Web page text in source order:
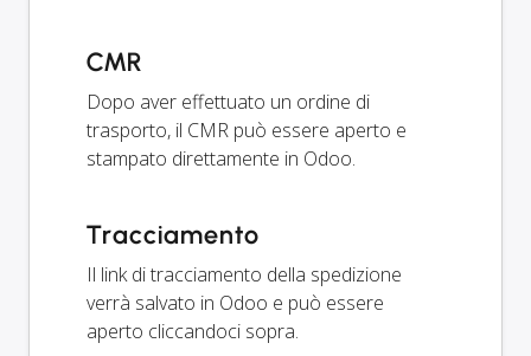
CMR
Dopo aver effettuato un ordine di
trasporto, il CMR può essere aperto e
stampato direttamente in Odoo.
Tracciamento
Il link di tracciamento della spedizione
verrà salvato in Odoo e può essere
aperto cliccandoci sopra.